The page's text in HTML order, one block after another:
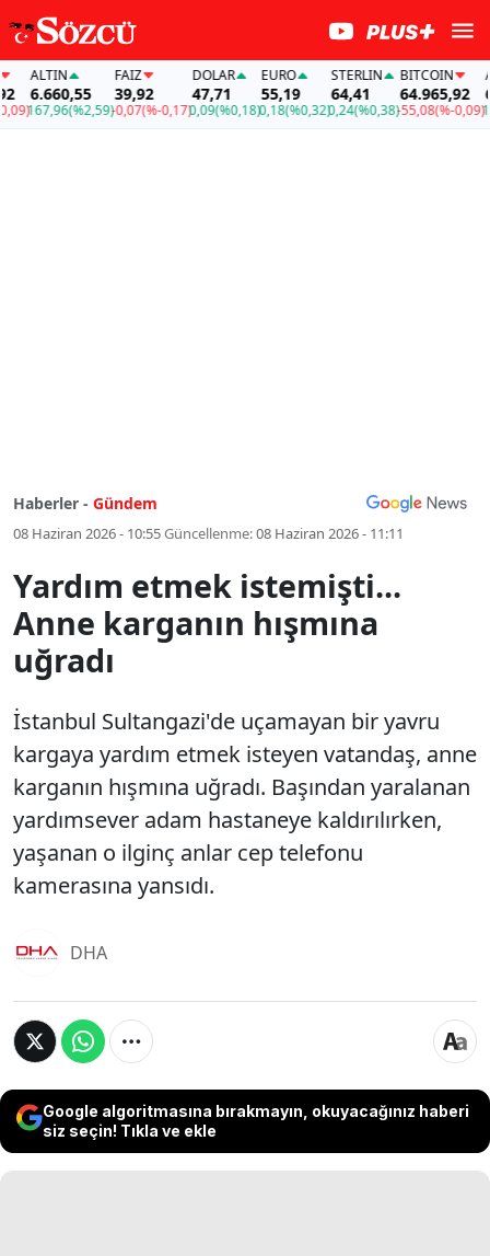
ALTIN
6.660,55
167,96(%2,59)
FAİZ
39,92
-0,07(%-0,17)
DOLAR
47,71
0,09(%0,18)
EURO
55,19
0,18(%0,32)
STERLIN
64,41
0,24(%0,38)
BITCOIN
64.965,92
-55,08(%-0,09)
Haberler - Gündem
08 Haziran 2026 - 10:55Güncellenme:08 Haziran 2026 - 11:11
Yardım etmek istemişti...
Anne karganın hışmına
uğradı
İstanbul Sultangazi'de uçamayan bir yavru
kargaya yardım etmek isteyen vatandaş, anne
karganın hışmına uğradı. Başından yaralanan
yardımsever adam hastaneye kaldırılırken,
yaşanan o ilginç anlar cep telefonu
kamerasına yansıdı.
DHA
Google algoritmasına bırakmayın, okuyacağınız haberi
siz seçin! Tıkla ve ekle